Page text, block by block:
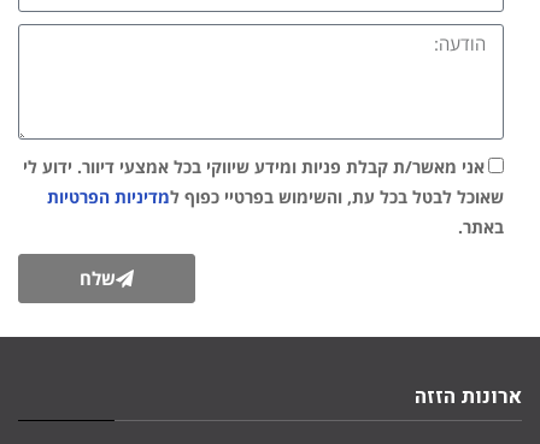
אני מאשר/ת קבלת פניות ומידע שיווקי בכל אמצעי דיוור. ידוע לי
שאוכל לבטל בכל עת, והשימוש בפרטיי כפוף למדיניות הפרטיות
באתר.
שלח
ארונות הזזה